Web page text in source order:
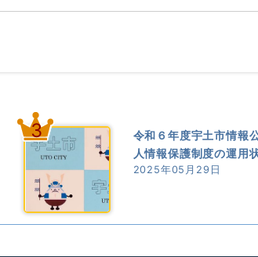
3
令和６年度宇土市情報
人情報保護制度の運用
2025年05月29日